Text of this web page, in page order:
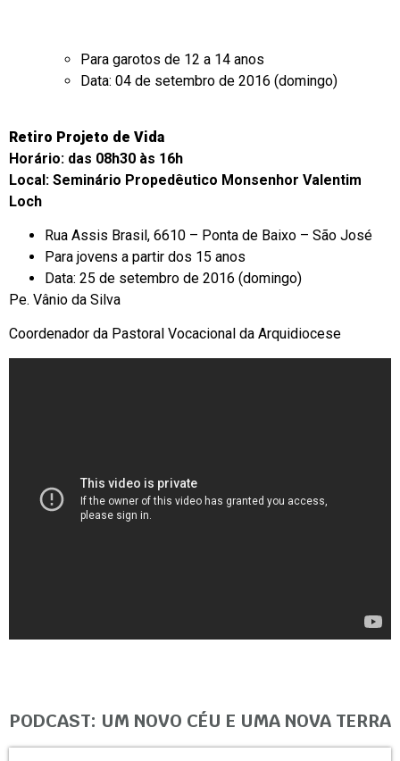
Para garotos de 12 a 14 anos
Data: 04 de setembro de 2016 (domingo)
Retiro Projeto de Vida
Horário: das 08h30 às 16h
Local: Seminário Propedêutico Monsenhor Valentim
Loch
Rua Assis Brasil, 6610 – Ponta de Baixo – São José
Para jovens a partir dos 15 anos
Data: 25 de setembro de 2016 (domingo)
Pe. Vânio da Silva
Coordenador da Pastoral Vocacional da Arquidiocese
PODCAST: UM NOVO CÉU E UMA NOVA TERRA